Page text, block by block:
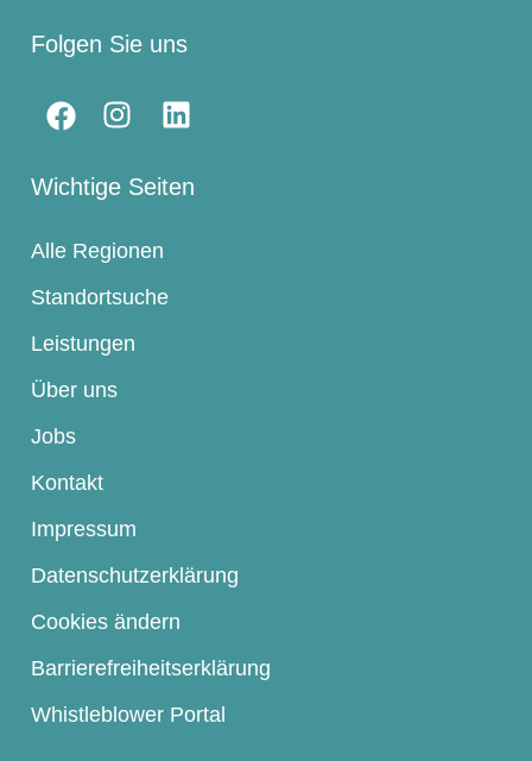
Folgen Sie uns
Wichtige Seiten
Alle Regionen
Standortsuche
Leistungen
Über uns
Jobs
Kontakt
Impressum
Datenschutzerklärung
Cookies ändern
Barrierefreiheitserklärung
Whistleblower Portal